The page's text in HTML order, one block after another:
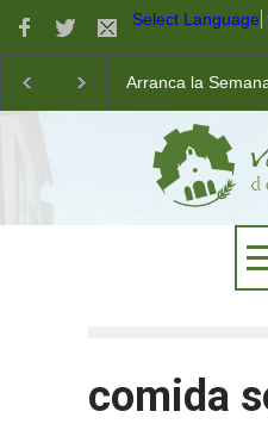
Select Language
Arranca la
Taller de robótica
Las pistas
comida